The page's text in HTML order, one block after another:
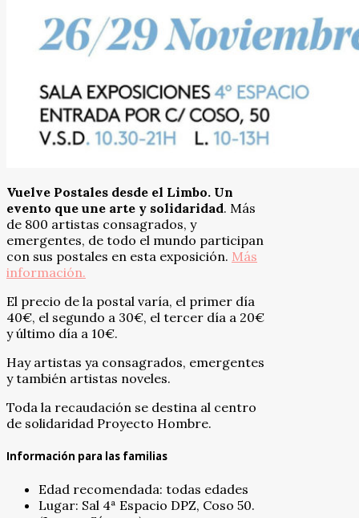
Vuelve Postales desde el Limbo. Un
evento que une arte y solidaridad. Más
de 800 artistas consagrados, y
emergentes, de todo el mundo participan
con sus postales en esta exposición. Más
información.
El precio de la postal varía, el primer día
40€, el segundo a 30€, el tercer día a 20€
y último día a 10€.
Hay artistas ya consagrados, emergentes
y también artistas noveles.
Toda la recaudación se destina al centro
de solidaridad Proyecto Hombre.
Información para las familias
Edad recomendada: todas edades
Lugar: Sal 4ª Espacio DPZ, Coso 50.